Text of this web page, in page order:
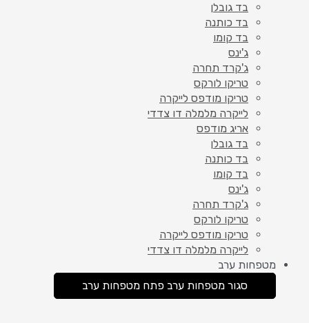
בד גובלן
בד כותנה
בד קומו
ג'ינס
ג'קרד תחרה
טריקו לורקס
טריקו מודפס לייקרה
לייקרה מלמלה דו צדדי
אריג מודפס
בד גובלן
בד כותנה
בד קומו
ג'ינס
ג'קרד תחרה
טריקו לורקס
טריקו מודפס לייקרה
לייקרה מלמלה דו צדדי
מטפחות ערב
סגור מטפחות ערב פתח מטפחות ערב